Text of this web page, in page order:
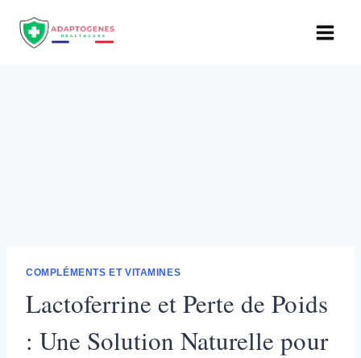
contenu
COMPLÉMENTS ET VITAMINES
Lactoferrine et Perte de Poids
: Une Solution Naturelle pour